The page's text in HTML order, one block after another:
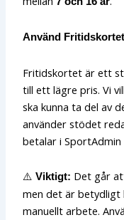
Använd
Fritidskortet är ett
till ett lägre pris. Vi
ska kunna ta del av
använder stödet
betalar i
⚠️Viktigt: Det går
men det är betydligt
manuellt arbete.